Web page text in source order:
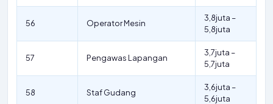
56 Operator Mesin
3,8juta –
5,8juta
57 Pengawas Lapangan
3,7juta –
5,7juta
58 Staf Gudang
3,6juta –
5,6juta